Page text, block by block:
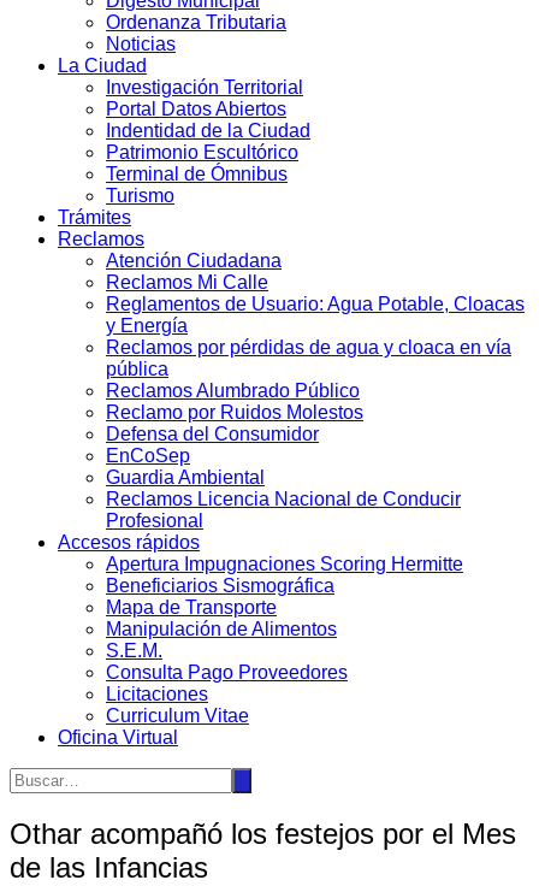
Ordenanza Tributaria
Noticias
La Ciudad
Investigación Territorial
Portal Datos Abiertos
Indentidad de la Ciudad
Patrimonio Escultórico
Terminal de Ómnibus
Turismo
Trámites
Reclamos
Atención Ciudadana
Reclamos Mi Calle
Reglamentos de Usuario: Agua Potable, Cloacas
y Energía
Reclamos por pérdidas de agua y cloaca en vía
pública
Reclamos Alumbrado Público
Reclamo por Ruidos Molestos
Defensa del Consumidor
EnCoSep
Guardia Ambiental
Reclamos Licencia Nacional de Conducir
Profesional
Accesos rápidos
Apertura Impugnaciones Scoring Hermitte
Beneficiarios Sismográfica
Mapa de Transporte
Manipulación de Alimentos
S.E.M.
Consulta Pago Proveedores
Licitaciones
Curriculum Vitae
Oficina Virtual
Othar acompañó los festejos por el Mes
de las Infancias